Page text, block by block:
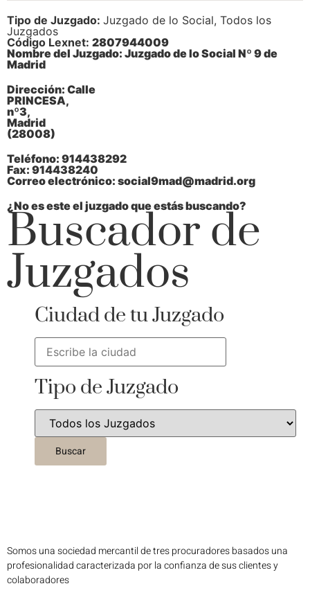
Tipo de Juzgado: Juzgado de lo Social, Todos los
Juzgados
Código Lexnet: 2807944009
Nombre del Juzgado: Juzgado de lo Social Nº 9 de
Madrid
Dirección: Calle
PRINCESA,
nº3,
Madrid
(28008)
Teléfono: 914438292
Fax: 914438240
Correo electrónico: social9mad@madrid.org
¿No es este el juzgado que estás buscando?
Buscador de
Juzgados
Ciudad de tu Juzgado
Tipo de Juzgado
Somos una sociedad mercantil de tres procuradores basados una
profesionalidad caracterizada por la confianza de sus clientes y
colaboradores